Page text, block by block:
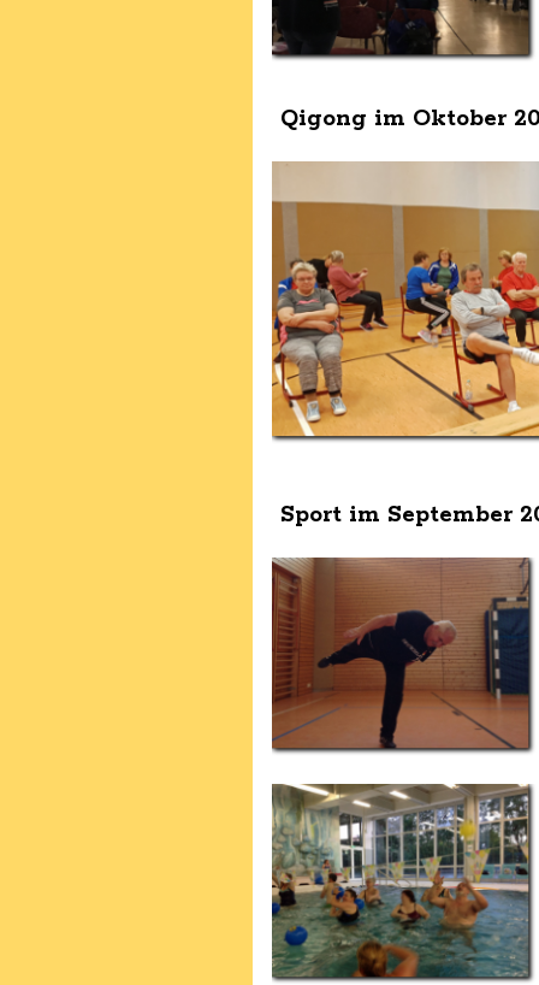
Qigong im Oktober
Sport im September